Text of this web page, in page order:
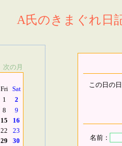
A氏のきまぐれ日
次の月
Fri Sat
1
2
8
9
15
16
22
23
29 30
この日の
名前：